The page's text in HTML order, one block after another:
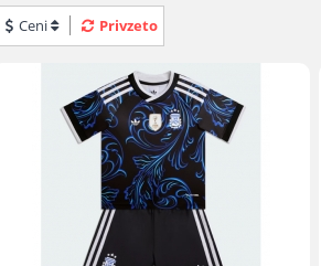
Ceni Privzeto